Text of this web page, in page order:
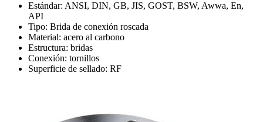
Estándar: ANSI, DIN, GB, JIS, GOST, BSW, Awwa, En,
API
Tipo: Brida de conexión roscada
Material: acero al carbono
Estructura: bridas
Conexión: tornillos
Superficie de sellado: RF